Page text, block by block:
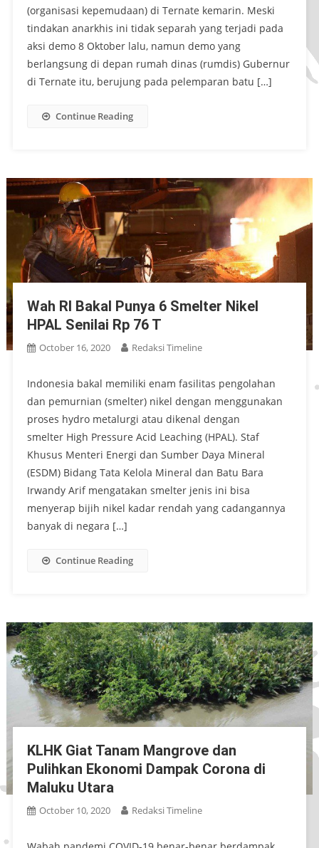
(organisasi kepemudaan) di Ternate kemarin. Meski
tindakan anarkhis ini tidak separah yang terjadi pada
aksi demo 8 Oktober lalu, namun demo yang
berlangsung di depan rumah dinas (rumdis) Gubernur
di Ternate itu, berujung pada pelemparan batu […]
Continue Reading
Wah RI Bakal Punya 6 Smelter Nikel
HPAL Senilai Rp 76 T
October 16, 2020 Redaksi Timeline
Indonesia bakal memiliki enam fasilitas pengolahan
dan pemurnian (smelter) nikel dengan menggunakan
proses hydro metalurgi atau dikenal dengan
smelter High Pressure Acid Leaching (HPAL). Staf
Khusus Menteri Energi dan Sumber Daya Mineral
(ESDM) Bidang Tata Kelola Mineral dan Batu Bara
Irwandy Arif mengatakan smelter jenis ini bisa
menyerap bijih nikel kadar rendah yang cadangannya
banyak di negara […]
Continue Reading
KLHK Giat Tanam Mangrove dan
Pulihkan Ekonomi Dampak Corona di
Maluku Utara
October 10, 2020 Redaksi Timeline